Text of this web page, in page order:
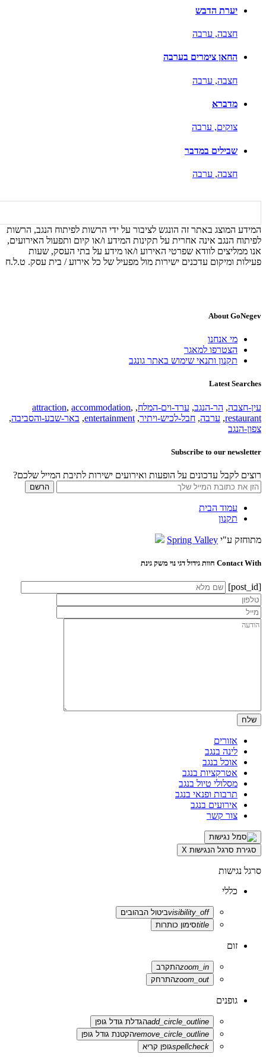
יערת הדבש
חצבה, ערבה
החאן צימרים בערבה
חצבה, ערבה
מדברא
צוקים, ערבה
שבילים במדבר
חצבה, ערבה
המידע המוצג באתר זה הונגש לציבור על ידי הרשות לפיתוח הנגב, הרשות
לפיתוח הנגב אינה אחרית על תקינות המידע ו/או קיום ותפעול האירועים,
אנו ממליצים לוודא שפרטי האירוע ו/או מידע על בתי העסק, שעות
פעילות ומיקום עדכנים ישירות מול מפעיל של כל אירוע / בית עסק. ט.ל.ח
About GoNegev
מי אנחנו
הצטרפו למאגר
תקנון ותנאי שימוש באתר גונגב
Latest Searches
עין-חצבה, הר-הנגב, ערד-וים-המלח,
attraction, accommodation,
restaurant
, ערבה, חבל-לכיש-ויתיר,
entertainment
, באר-שבע-והסביבה,
צפון-הנגב
Subscribe to our newsletter
רוצים לקבל עדכונים על הופעות ואירועים ישירות לתיבת המייל שלכם?
עמוד הבית
תקנון
מתוחזק ע"י Spring Valley
Contact With חוות גידול דגי נוי משק גינת
[post_id]
אזורים
לינה בנגב
אוכל בנגב
אטרקציות בנגב
מסלולי טיול בנגב
תרבות ופנאי בנגב
אירועים בנגב
צור קשר
סגירת סרגל הנגישות X
סרגל נגישות
כללי
visibility_offביטול הבהובים
titleסימון כותרות
זום
zoom_inהתקרב
zoom_outהתרחק
גופנים
add_circle_outlineהגדלת גודל גופן
remove_circle_outlineהקטנת גודל גופן
spellcheckגופן קריא